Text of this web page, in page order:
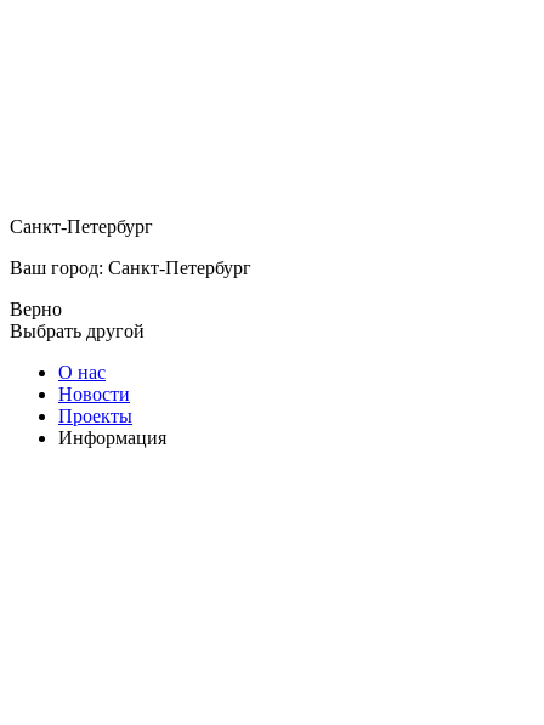
Санкт-Петербург
Ваш город: Санкт-Петербург
Верно
Выбрать другой
О нас
Новости
Проекты
Информация